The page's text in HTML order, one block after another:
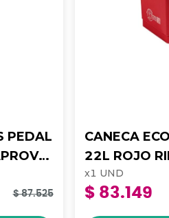
PEDAL
$ 87.525
CANECA
22L ROJO RIESGO
BIOLOGICO
1050173
x1 UND
$ 83.149